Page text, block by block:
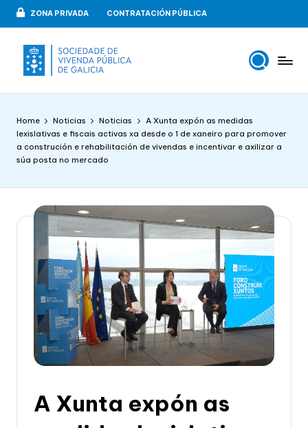
Skip
content
ZONA PRIVADA CONTRATACIÓN PÚBLICA
v
e
a
Home Noticias Noticias
A Xunta expón as medidas
lexislativas e fiscais activas xa desde o 1 de xaneiro para promover
a construción e rehabilitación de vivendas e incentivar e axilizar a
súa posta no mercado
A Xunta expón as